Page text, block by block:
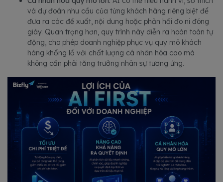
và dự đoán nhu cầu của từng khách hàng riêng biệt để
đưa ra các đề xuất, nội dung hoặc phản hồi đo ni đóng
giày. Quan trọng hơn, quy trình này diễn ra hoàn toàn tự
động, cho phép doanh nghiệp phục vụ quy mô khách
hàng khổng lồ với chất lượng cá nhân hóa cao mà
không cần phải tăng trưởng nhân sự tương ứng.